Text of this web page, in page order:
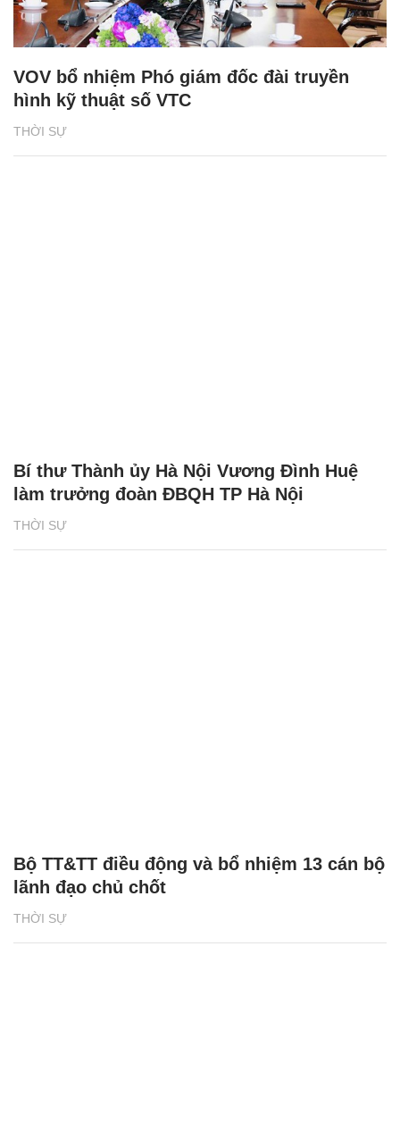
THỜI SỰ
VOV bổ nhiệm Phó giám đốc đài truyền
hình kỹ thuật số VTC
THỜI SỰ
Bí thư Thành ủy Hà Nội Vương Đình Huệ
làm trưởng đoàn ĐBQH TP Hà Nội
THỜI SỰ
Bộ TT&TT điều động và bổ nhiệm 13 cán bộ
lãnh đạo chủ chốt